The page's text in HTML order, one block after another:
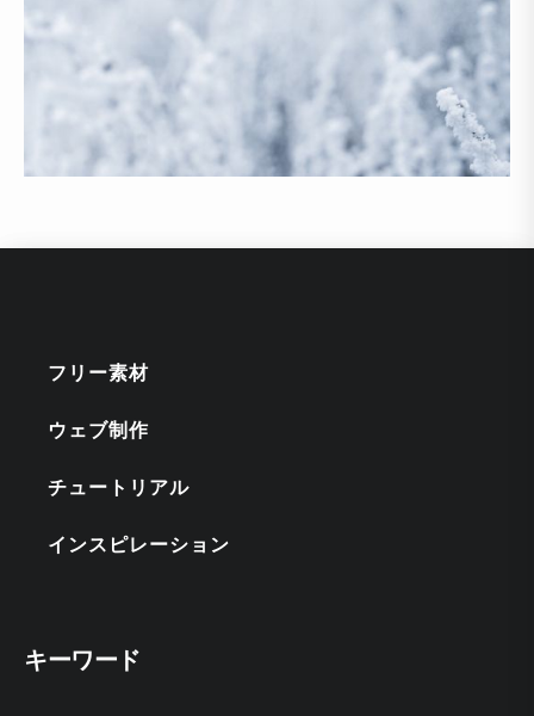
フリー素材
ウェブ制作
チュートリアル
インスピレーション
キーワード